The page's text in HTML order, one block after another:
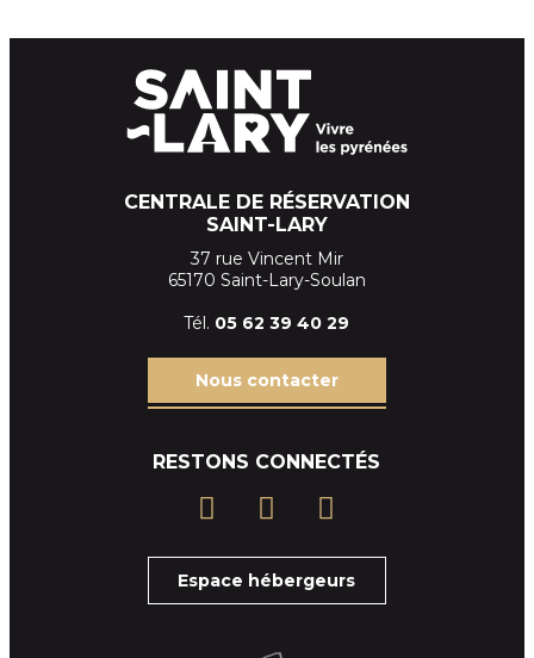
CENTRALE DE RÉSERVATION
SAINT-LARY
37 rue Vincent Mir
65170 Saint-Lary-Soulan
Tél. 05 62 3940 29
Nous contacter
RESTONS CONNECTÉS
Espace hébergeurs